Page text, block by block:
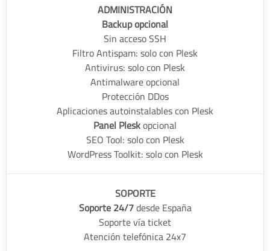
ADMINISTRACIÓN
Backup opcional
Sin acceso SSH
Filtro Antispam: solo con Plesk
Antivirus: solo con Plesk
Antimalware opcional
Protección DDos
Aplicaciones autoinstalables con Plesk
Panel Pleskopcional
SEO Tool: solo con Plesk
WordPress Toolkit: solo con Plesk
SOPORTE
Soporte 24/7desde España
Soporte vía ticket
Atención telefónica 24x7